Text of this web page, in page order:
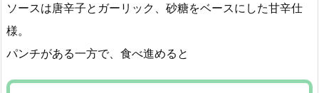
ソースは唐辛子とガーリック、砂糖をベースにした甘辛仕
様。
パンチがある一方で、食べ進めると